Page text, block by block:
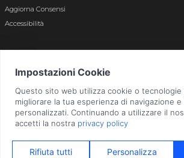
Aggiorna Consensi
Accessibilità
Bergamo n. 01496180165 · Capitale Sociale